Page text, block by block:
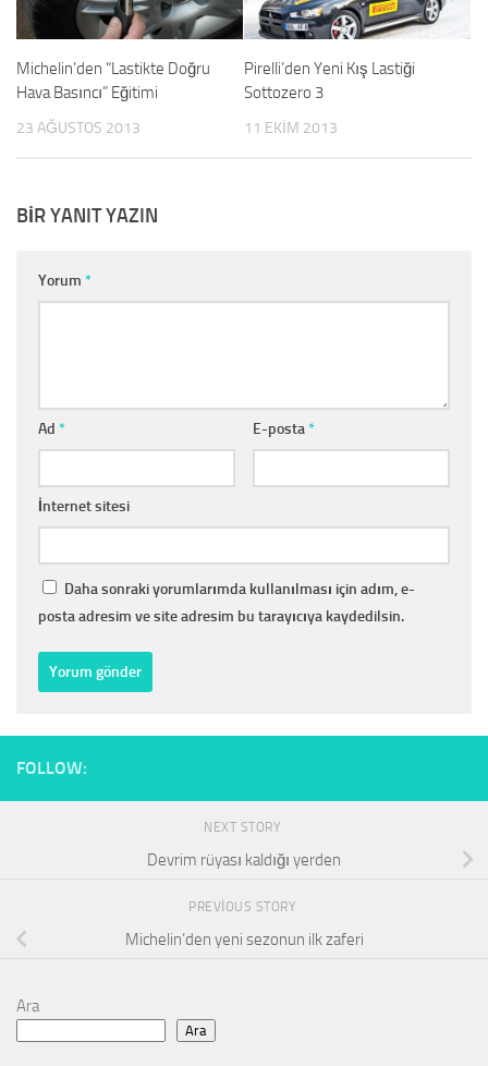
Michelin’den “Lastikte Doğru
Hava Basıncı” Eğitimi
23 AĞUSTOS 2013
Pirelli’den Yeni Kış Lastiği
Sottozero 3
11 EKIM 2013
BIR YANIT YAZIN
Yorum *
Ad * E-posta*
İnternet sitesi
Daha sonraki yorumlarımda kullanılması için adım, e-
posta adresim ve site adresim bu tarayıcıya kaydedilsin.
FOLLOW:
NEXT STORY
Devrim rüyası kaldığı yerden
PREVIOUS STORY
Michelin’den yeni sezonun ilk zaferi
Ara
Ara